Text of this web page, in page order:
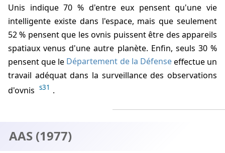
Unis indique 70 % d'entre eux pensent qu'une vie
intelligente existe dans l'espace, mais que seulement
52 % pensent que les ovnis puissent être des appareils
spatiaux venus d'une autre planète. Enfin, seuls 30 %
pensent que le Département de la Défenseeffectue un
travail adéquat dans la surveillance des observations
d'ovnis s31 .
AAS (1977)